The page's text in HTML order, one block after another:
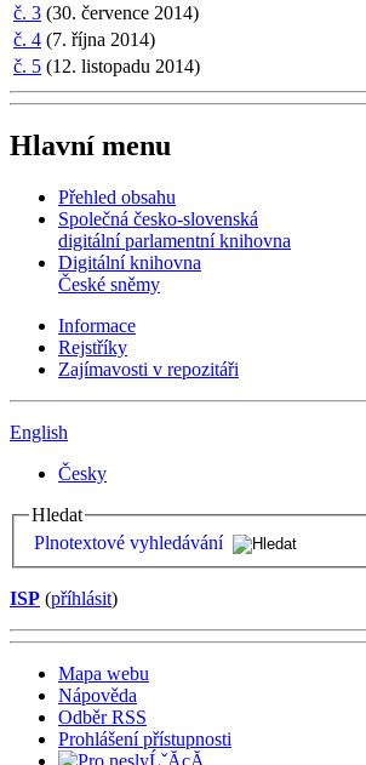
č. 3 (30. července 2014)
č. 4 (7. října 2014)
č. 5 (12. listopadu 2014)
Hlavní menu
Přehled obsahu
Společná česko-slovenská
digitální parlamentní knihovna
Digitální knihovna
České sněmy
Informace
Rejstříky
Zajímavosti v repozitáři
English
Česky
Hledat
Plnotextové vyhledávání
ISP (příhlásit)
Mapa webu
Nápověda
Odběr RSS
Prohlášení přístupnosti